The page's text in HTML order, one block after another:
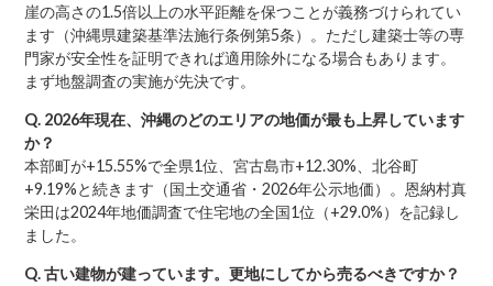
崖の高さの1.5倍以上の水平距離を保つことが義務づけられてい
ます（沖縄県建築基準法施行条例第5条）。ただし建築士等の専
門家が安全性を証明できれば適用除外になる場合もあります。
まず地盤調査の実施が先決です。
Q. 2026年現在、沖縄のどのエリアの地価が最も上昇しています
か？
本部町が+15.55%で全県1位、宮古島市+12.30%、北谷町
+9.19%と続きます（国土交通省・2026年公示地価）。恩納村真
栄田は2024年地価調査で住宅地の全国1位（+29.0%）を記録し
ました。
Q. 古い建物が建っています。更地にしてから売るべきですか？